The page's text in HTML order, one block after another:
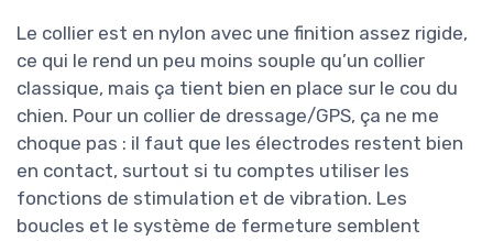
Le collier est en nylon avec une finition assez rigide,
ce qui le rend un peu moins souple qu’un collier
classique, mais ça tient bien en place sur le cou du
chien. Pour un collier de dressage/GPS, ça ne me
choque pas : il faut que les électrodes restent bien
en contact, surtout si tu comptes utiliser les
fonctions de stimulation et de vibration. Les
boucles et le système de fermeture semblent